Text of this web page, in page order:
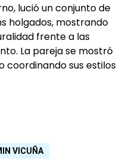
lució un conjunto de
holgados, mostrando
frente a las
La pareja se mostró
coordinando sus estilos
VICUÑA